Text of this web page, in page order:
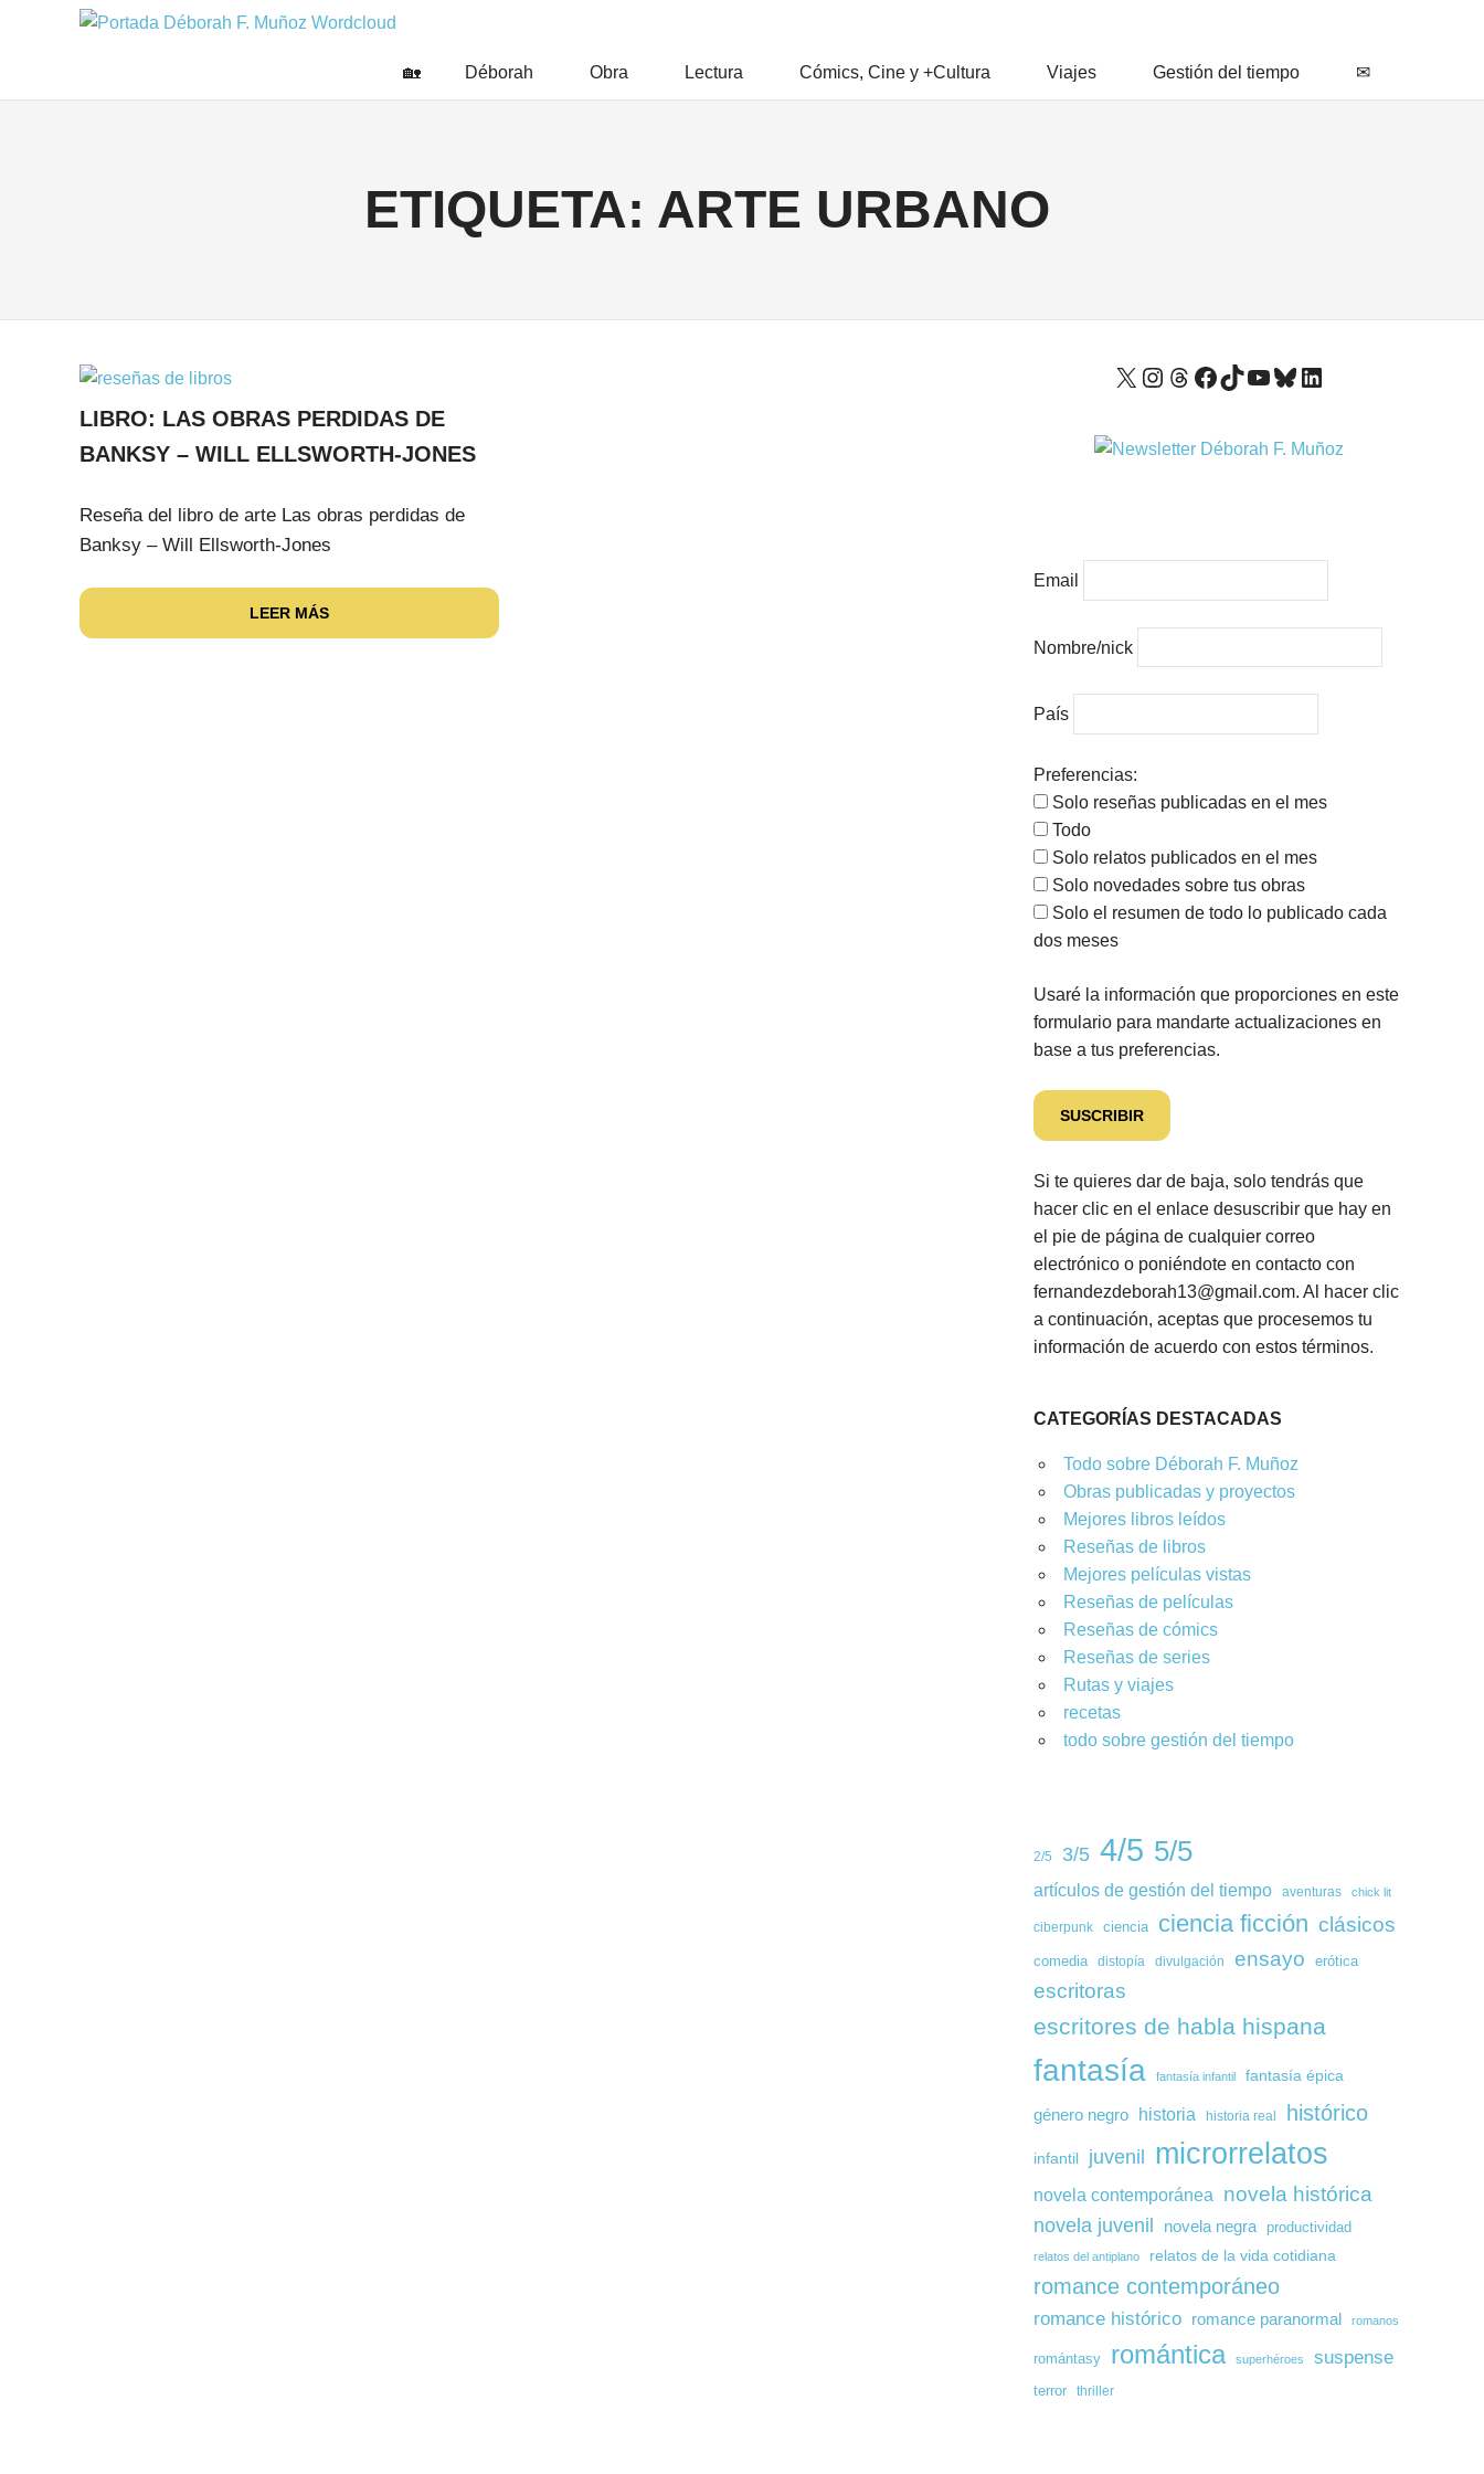
F.
🏡 Déborah Obra Lectura Cómics, Cine y +Cultura Viajes Gestión del tiempo ✉
ETIQUETA: ARTE URBANO
LIBRO: LAS OBRAS PERDIDAS DE
BANKSY – WILL ELLSWORTH-JONES
Reseña del libro de arte Las obras perdidas de
Banksy – Will Ellsworth-Jones
LEER MÁS
X Instagram
Threads
Facebook
TikTok
YouTube
Bluesky
LinkedIn
Email
Nombre/nick
País
Preferencias:
Solo reseñas publicadas en el mes
Todo
Solo relatos publicados en el mes
Solo novedades sobre tus obras
Solo el resumen de todo lo publicado cada
dos meses
Usaré la información que proporciones en este
formulario para mandarte actualizaciones en
base a tus preferencias.
Si te quieres dar de baja, solo tendrás que
hacer clic en el enlace desuscribir que hay en
el pie de página de cualquier correo
electrónico o poniéndote en contacto con
fernandezdeborah13@gmail.com. Al hacer clic
a continuación, aceptas que procesemos tu
información de acuerdo con estos términos.
CATEGORÍAS DESTACADAS
Todo sobre Déborah F. Muñoz
Obras publicadas y proyectos
Mejores libros leídos
Reseñas de libros
Mejores películas vistas
Reseñas de películas
Reseñas de cómics
Reseñas de series
Rutas y viajes
recetas
todo sobre gestión del tiempo
2/5 3/5 4/5 5/5
artículos de gestión del tiempo aventuras chick lit
ciberpunk ciencia ciencia ficción clásicos
comedia distopía divulgación ensayo erótica
escritoras
escritores de habla hispana
fantasía fantasía infantil fantasía épica
género negro historia historia real histórico
infantil juvenil microrrelatos
novela contemporánea novela histórica
novela juvenil novela negra productividad
relatos del antiplano relatos de la vida cotidiana
romance contemporáneo
romance histórico romance paranormal romanos
romántasy romántica superhéroes suspense
terror thriller